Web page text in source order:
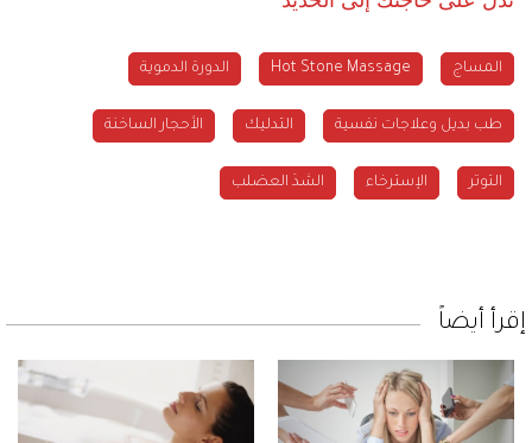
المساج Hot Stone Massage الدورة الدموية
طب بديل وعلاجات نفسية التدليك الأحجار الساخنة
التوتر الإسترخاء الشدَ العضلب
إقرأ أيضاً